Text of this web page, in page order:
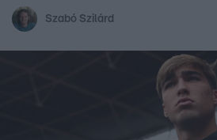
Szabó Szilárd